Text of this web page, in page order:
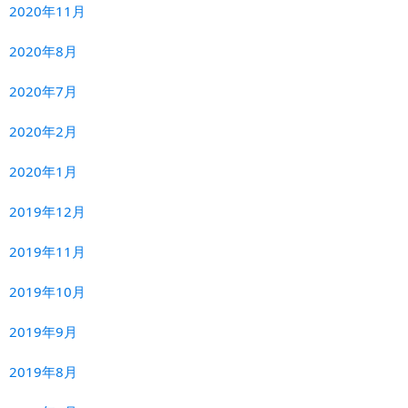
2020年11月
2020年8月
2020年7月
2020年2月
2020年1月
2019年12月
2019年11月
2019年10月
2019年9月
2019年8月